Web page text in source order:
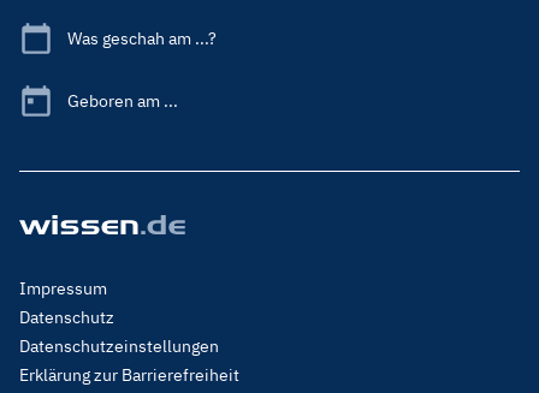
Was geschah am ...?
Geboren am ...
Footer
Menu
Legal
Impressum
Datenschutz
Datenschutzeinstellungen
Erklärung zur Barrierefreiheit